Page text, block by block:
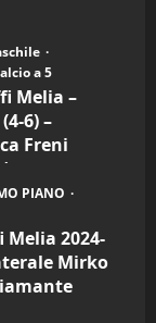
a 5
Melia –
6) –
Freni
PIANO
Melia 2024-
Mirko